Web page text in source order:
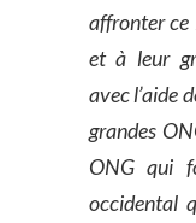
affronter ce
et à leur
avec l’aide
grandes
ONG qui
occidental